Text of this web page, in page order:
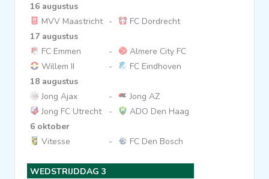
16 augustus
MVV Maastricht -
FC Dordrecht
17 augustus
FC Emmen
-
Almere City FC
Willem II
-
FC Eindhoven
18 augustus
Jong Ajax
-
Jong AZ
Jong FC Utrecht
-
ADO Den Haag
6 oktober
Vitesse
- FC Den Bosch
WEDSTRIJDDAG 3